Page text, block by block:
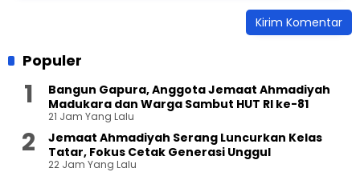
Populer
Bangun Gapura, Anggota Jemaat Ahmadiyah
Madukara dan Warga Sambut HUT RI ke-81
21 Jam Yang Lalu
Jemaat Ahmadiyah Serang Luncurkan Kelas
Tatar, Fokus Cetak Generasi Unggul
22 Jam Yang Lalu